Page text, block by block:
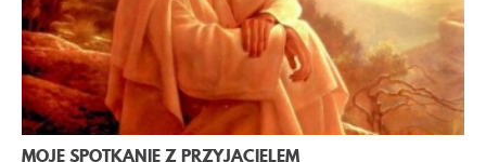
MOJE SPOTKANIE Z PRZYJACIELEM